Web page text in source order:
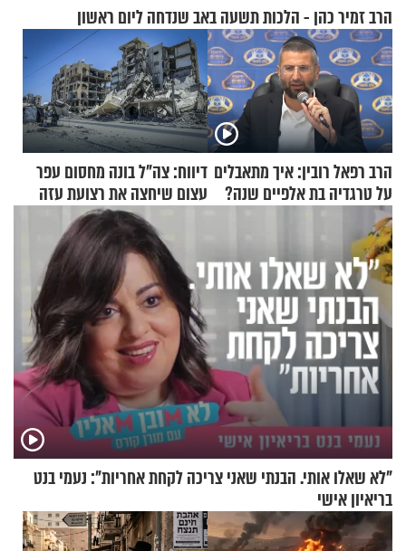
הרב זמיר כהן - הלכות תשעה באב שנדחה ליום ראשון
הרב רפאל רובין: איך מתאבלים
על טרגדיה בת אלפיים שנה?
דיווח: צה"ל בונה מחסום עפר
עצום שיחצה את רצועת עזה
"לא שאלו אותי. הבנתי שאני צריכה לקחת אחריות": נעמי בנט
בריאיון אישי